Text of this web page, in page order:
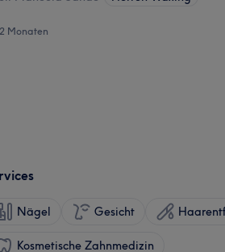
Monaten
Nägel Gesicht
Kosmetische Zahnmedizin